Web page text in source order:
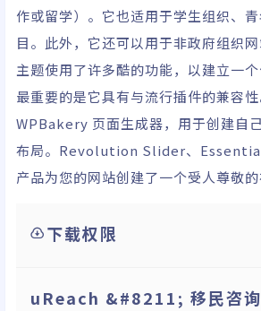
作或留学）。它也适用于学生组织、
目。此外，它还可以用于非政府组织网
主题使用了许多酷的功能，以建立一个
最重要的是它具有与流行插件的兼容性
WPBakery 页面生成器，用于创建自
布局。Revolution Slider、
产品为您的网站创建了一个受人尊敬的
下载权限
uReach &#8211; 移民咨